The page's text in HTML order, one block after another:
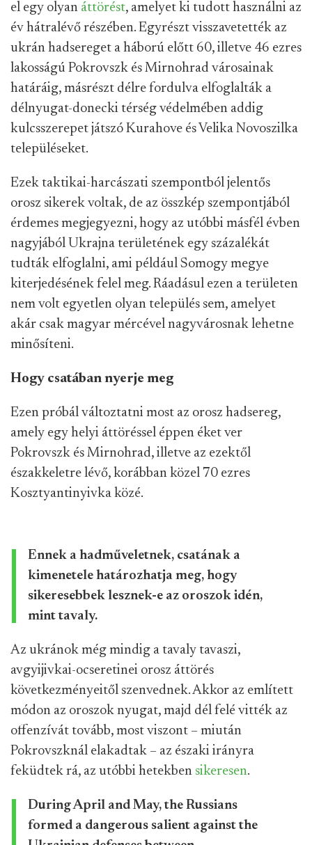
el egy olyan áttörést, amelyet ki tudott használni az
év hátralévő részében. Egyrészt visszavetették az
ukrán hadsereget a háború előtt 60, illetve 46 ezres
lakosságú Pokrovszk és Mirnohrad városainak
határáig, másrészt délre fordulva elfoglalták a
délnyugat-donecki térség védelmében addig
kulcsszerepet játszó Kurahove és Velika Novoszilka
településeket.
Ezek taktikai-harcászati szempontból jelentős
orosz sikerek voltak, de az összkép szempontjából
érdemes megjegyezni, hogy az utóbbi másfél évben
nagyjából Ukrajna területének egy százalékát
tudták elfoglalni, ami például Somogy megye
kiterjedésének felel meg. Ráadásul ezen a területen
nem volt egyetlen olyan település sem, amelyet
akár csak magyar mércével nagyvárosnak lehetne
minősíteni.
Hogy csatában nyerje meg
Ezen próbál változtatni most az orosz hadsereg,
amely egy helyi áttöréssel éppen éket ver
Pokrovszk és Mirnohrad, illetve az ezektől
északkeletre lévő, korábban közel 70 ezres
Kosztyantinyivka közé.
Ennek a hadműveletnek, csatának a
kimenetele határozhatja meg, hogy
sikeresebbek lesznek-e az oroszok idén,
mint tavaly.
Az ukránok még mindig a tavaly tavaszi,
avgyijivkai-ocseretinei orosz áttörés
következményeitől szenvednek. Akkor az említett
módon az oroszok nyugat, majd dél felé vitték az
offenzívát tovább, most viszont – miután
Pokrovszknál elakadtak – az északi irányra
feküdtek rá, az utóbbi hetekben sikeresen.
During April and May, the Russians
formed a dangerous salient against the